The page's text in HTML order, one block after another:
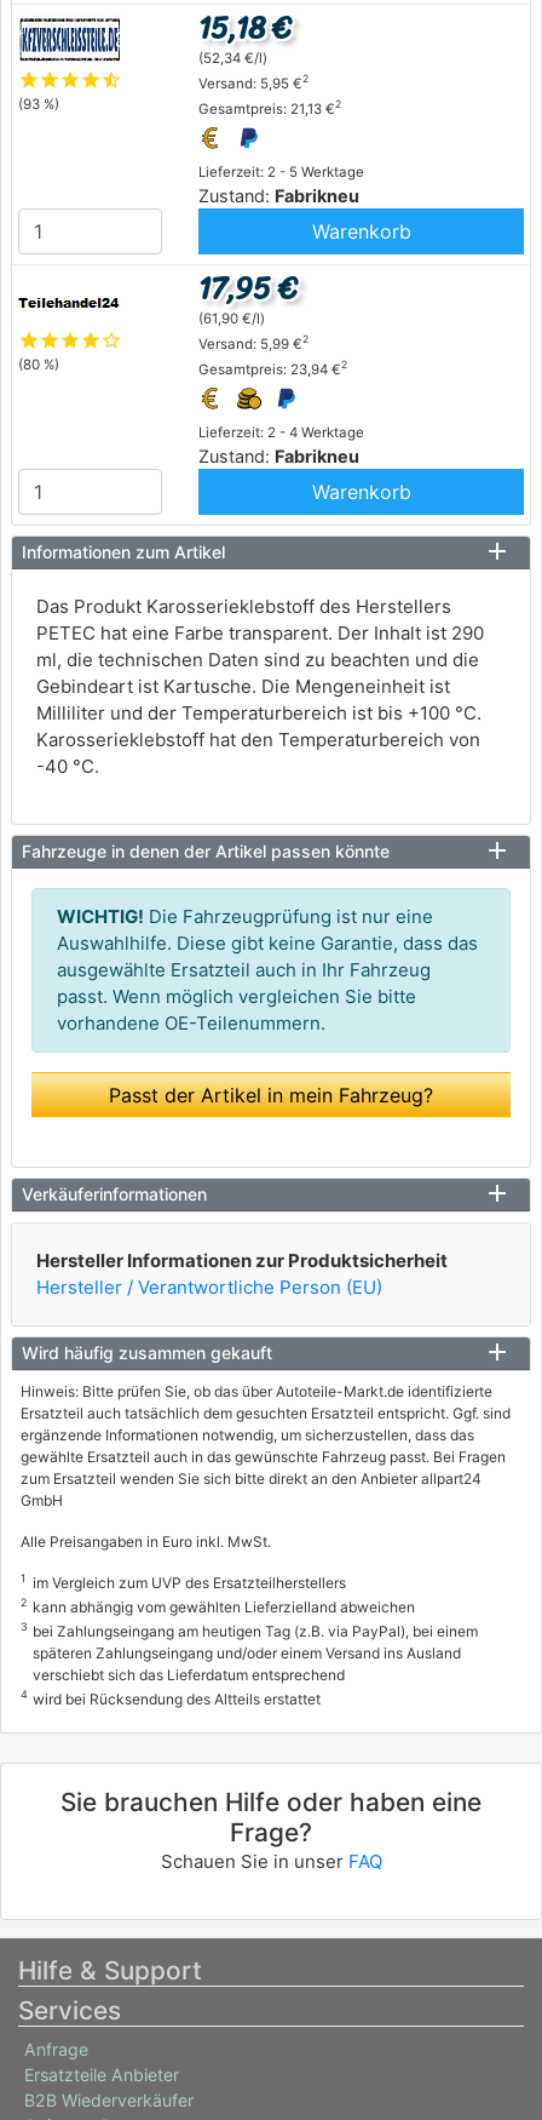
starstarstarstarstar_half
(93 %)
Lieferzeit: 2 - 5 Werktage
Zustand: Fabrikneu
15,18 €
(52,34 €/l)
Versand: 5,95 €2
Gesamtpreis: 21,13 €2
Warenkorb
starstarstarstarstar_outline
(80 %)
Lieferzeit: 2 - 4 Werktage
Zustand: Fabrikneu
17,95 €
(61,90 €/l)
Versand: 5,99 €2
Gesamtpreis: 23,94 €2
Warenkorb
Informationen zum Artikel
Das Produkt Karosserieklebstoff des Herstellers
PETEC hat eine Farbe transparent. Der Inhalt ist 290
ml, die technischen Daten sind zu beachten und die
Gebindeart ist Kartusche. Die Mengeneinheit ist
Milliliter und der Temperaturbereich ist bis +100 °C.
Karosserieklebstoff hat den Temperaturbereich von
-40 °C.
Fahrzeuge in denen der Artikel passen könnte
WICHTIG! Die Fahrzeugprüfung ist nur eine
Auswahlhilfe. Diese gibt keine Garantie, dass das
ausgewählte Ersatzteil auch in Ihr Fahrzeug
passt. Wenn möglich vergleichen Sie bitte
vorhandene OE-Teilenummern.
Passt der Artikel in mein Fahrzeug?
Verkäuferinformationen
Hersteller Informationen zur Produktsicherheit
Hersteller / Verantwortliche Person (EU)
Wird häufig zusammen gekauft
Hinweis: Bitte prüfen Sie, ob das über Autoteile-Markt.de identifizierte
Ersatzteil auch tatsächlich dem gesuchten Ersatzteil entspricht. Ggf. sind
ergänzende Informationen notwendig, um sicherzustellen, dass das
gewählte Ersatzteil auch in das gewünschte Fahrzeug passt. Bei Fragen
zum Ersatzteil wenden Sie sich bitte direkt an den Anbieter allpart24
GmbH
Alle Preisangaben in Euro inkl. MwSt.
1 im Vergleich zum UVP des Ersatzteilherstellers
2 kann abhängig vom gewählten Lieferzielland abweichen
3 bei Zahlungseingang am heutigen Tag (z.B. via PayPal), bei einem
späteren Zahlungseingang und/oder einem Versand ins Ausland
verschiebt sich das Lieferdatum entsprechend
4 wird bei Rücksendung des Altteils erstattet
Sie brauchen Hilfe oder haben eine
Frage?
Schauen Sie in unser FAQ
Hilfe & Support
Services
Anfrage
Ersatzteile Anbieter
B2B Wiederverkäufer